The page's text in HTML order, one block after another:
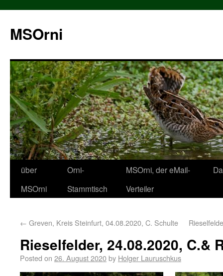
MSOrni
über
MSOrni
Orni-
Stammtisch
MSOrni, der eMail-
Verteiler
← Greven, Kreis Steinfurt, 04.08.2020, C. Schulte
Rieselfelder, 24.08.2020, C.&
Posted on 26. August 2020by Holger Lauruschkus